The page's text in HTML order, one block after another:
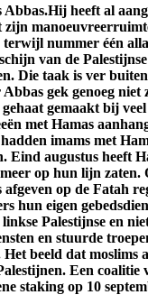
Abbas.Hij heeft al
zijn
nummer één
van de
Die taak is ver
gek genoeg niet
gemaakt bij
met Hamas
imams met
Eind augustus heeft
op hun lijn
op de Fatah
hun eigen
Palestijnse en
en stuurde
beeld dat moslims
Een coalitie
staking op 10